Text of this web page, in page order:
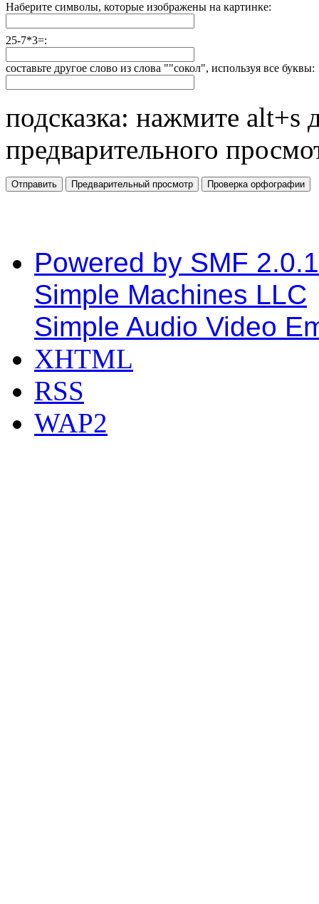
Наберите символы, которые изображены на картинке:
25-7*3=:
составьте другое слово из слова ""сокол", используя все буквы:
подсказка: нажмите alt+s
предварительного
Powered by SMF
Simple Machines LLC
Simple Audio Video
XHTML
RSS
WAP2